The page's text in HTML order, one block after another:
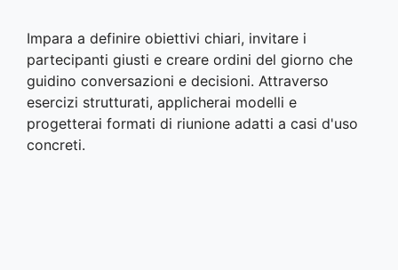
Impara a definire obiettivi chiari, invitare i
partecipanti giusti e creare ordini del giorno che
guidino conversazioni e decisioni. Attraverso
esercizi strutturati, applicherai modelli e
progetterai formati di riunione adatti a casi d'uso
concreti.